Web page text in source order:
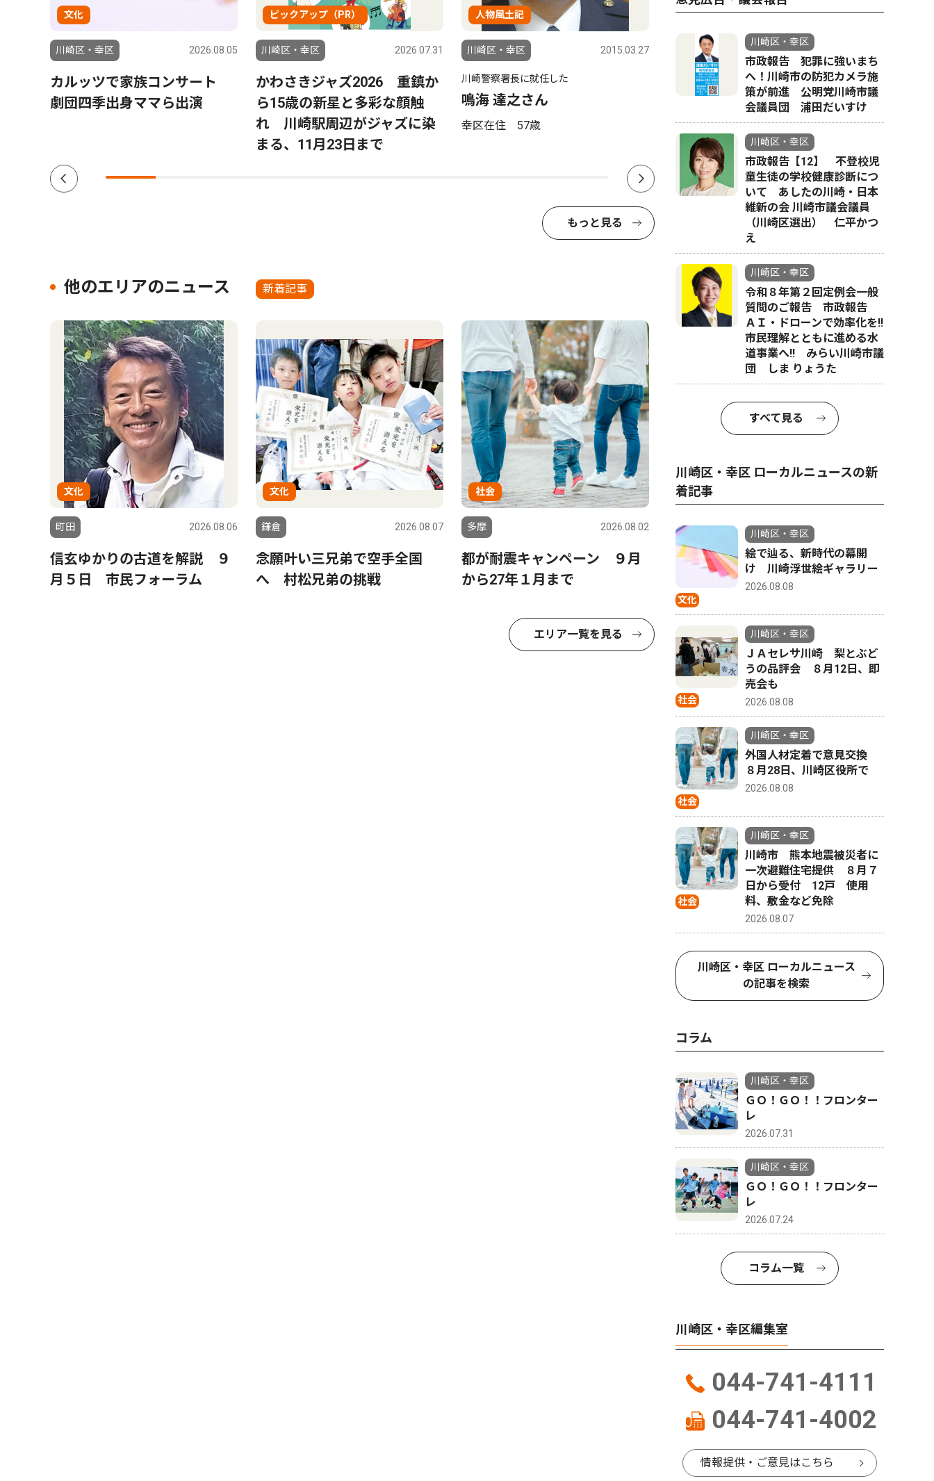
文化
川崎区・幸区 2026.08.05
カルッツで家族コンサート
劇団四季出身ママら出演
ピックアップ（PR）
川崎区・幸区 2026.07.31
かわさきジャズ2026 重鎮か
ら15歳の新星と多彩な顔触
れ 川崎駅周辺がジャズに染
まる、11月23日まで
人物風土記
川崎区・幸区 2015.03.27
川崎警察署長に就任した
鳴海 達之さん
幸区在住 57歳
人物風土記
川崎区・幸区 2026.07.31
臨港消防署長を務める 福本
照夫さん 宮前区在住 56歳
のど自
わいにぎ
もっと見る
他のエリアのニュース 新着記事
文化
町田 2026.08.06
信玄ゆかりの古道を解説 ９
月５日 市民フォーラム
文化
鎌倉 2026.08.07
念願叶い三兄弟で空手全国
へ 村松兄弟の挑戦
社会
多摩 2026.08.02
都が耐震キャンペーン ９月
から27年１月まで
エリア一覧を見る
川崎区・幸区
市政報告 犯罪に強いまち
へ！川崎市の防犯カメラ施
策が前進 公明党川崎市議
会議員団 浦田だいすけ
川崎区・幸区
市政報告【12】 不登校児
童生徒の学校健康診断につ
いて あしたの川崎・日本
維新の会 川崎市議会議員
（川崎区選出） 仁平かつ
え
川崎区・幸区
令和８年第２回定例会一般
質問のご報告 市政報告
ＡＩ・ドローンで効率化を!!
市民理解とともに進める水
道事業へ!! みらい川崎市議
団 しま りょうた
すべて見る
川崎区・幸区 ローカルニュースの新
着記事
文化
川崎区・幸区
絵で辿る、新時代の幕開
け 川崎浮世絵ギャラリー
2026.08.08
社会
川崎区・幸区
ＪＡセレサ川崎 梨とぶど
うの品評会 ８月12日、即
売会も
2026.08.08
社会
川崎区・幸区
外国人材定着で意見交換
８月28日、川崎区役所で
2026.08.08
社会
川崎区・幸区
川崎市 熊本地震被災者に
一次避難住宅提供 ８月７
日から受付 12戸 使用
料、敷金など免除
2026.08.07
川崎区・幸区 ローカルニュース
の記事を検索
コラム
川崎区・幸区
ＧＯ！ＧＯ！！フロンター
レ
2026.07.31
川崎区・幸区
ＧＯ！ＧＯ！！フロンター
レ
2026.07.24
コラム一覧
川崎区・幸区編集室
044-741-4111
044-741-4002
情報提供・ご意見はこちら